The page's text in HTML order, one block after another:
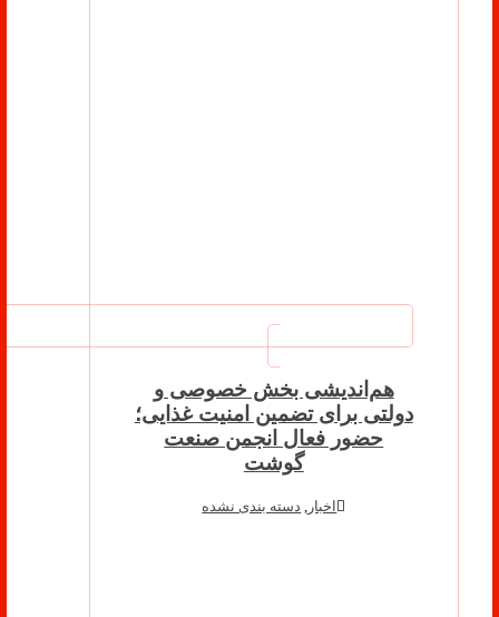
هم‌اندیشی بخش خصوصی و
دولتی برای تضمین امنیت غذایی؛
حضور فعال انجمن صنعت
گوشت
اخبار , دسته بندی نشده